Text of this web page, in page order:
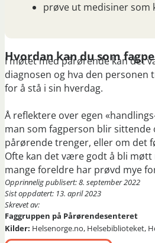
prøve ut medisiner som
Hvordan kan du som
I møtet med pårørende kan det
diagnosen og hva den
for å stå i sin hverdag.
Å reflektere over egen
man som fagperson blir
pårørende trenger, eller om det
Ofte kan det være godt å bli
mange foreldre har prøvd mye
Opprinnelig publisert: 8. september 2022
Sist oppdatert: 13. april 2023
Skrevet av:
Faggruppen på Pårørendesenteret
Kilder: Helsenorge.no, Helsebiblioteket,